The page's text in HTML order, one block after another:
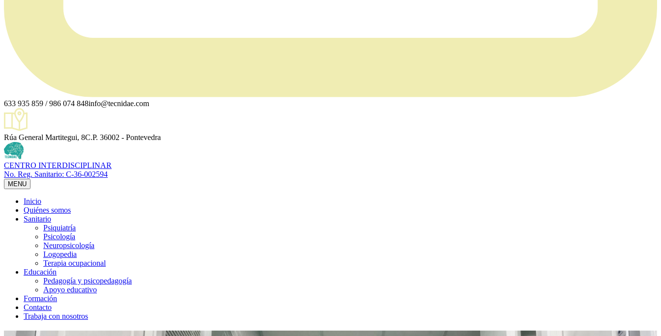
633 935 859 / 986 074 848info@tecnidae.com
Rúa General Martitegui, 8C.P. 36002 - Pontevedra
CENTRO INTERDISCIPLINAR
No. Reg. Sanitario: C-36-002594
MENU
Inicio
Quiénes somos
Sanitario
Psiquiatría
Psicología
Neuropsicología
Logopedia
Terapia ocupacional
Educación
Pedagogía y psicopedagogía
Apoyo educativo
Formación
Contacto
Trabaja con nosotros